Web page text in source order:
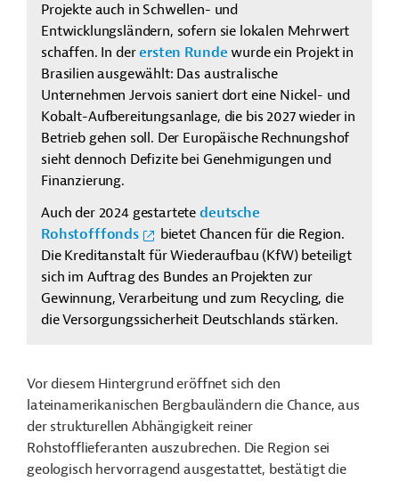
Projekte auch in Schwellen- und
Entwicklungsländern, sofern sie lokalen Mehrwert
schaffen. In derersten Runde wurde ein Projekt in
Brasilien ausgewählt: Das australische
Unternehmen Jervois saniert dort eine Nickel- und
Kobalt-Aufbereitungsanlage, die bis 2027 wieder in
Betrieb gehen soll. Der Europäische Rechnungshof
sieht dennoch Defizite bei Genehmigungen und
Finanzierung.
Auch der 2024 gestartete deutsche
Rohstofffonds
bietet Chancen für die Region.
Die Kreditanstalt für Wiederaufbau (KfW) beteiligt
sich im Auftrag des Bundes an Projekten zur
Gewinnung, Verarbeitung und zum Recycling, die
die Versorgungssicherheit Deutschlands stärken.
Vor diesem Hintergrund eröffnet sich den
lateinamerikanischen Bergbauländern die Chance, aus
der strukturellen Abhängigkeit reiner
Rohstofflieferanten auszubrechen. Die Region sei
geologisch hervorragend ausgestattet, bestätigt die